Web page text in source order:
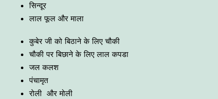
सिन्दूर
लाल फूल और माला
कुबेर जी को बिठाने के लिए चौकी
चौकी पर बिछाने के लिए लाल कपडा
जल कलश
पंचामृत
रोली और मोली